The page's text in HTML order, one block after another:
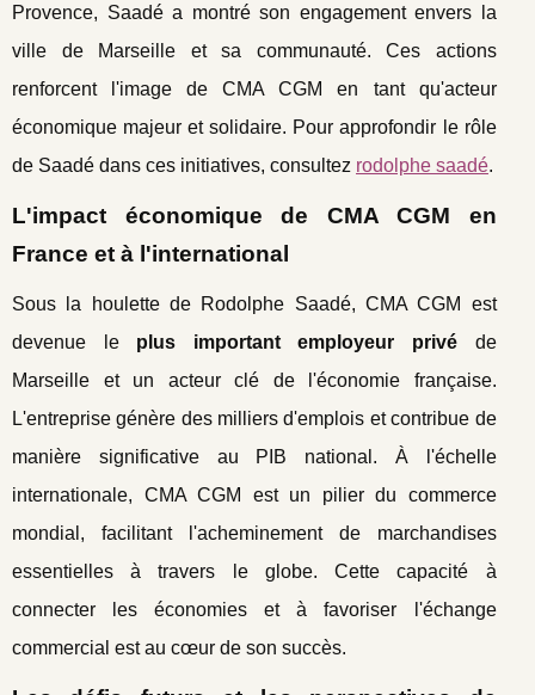
Provence, Saadé a montré son engagement envers la
ville de Marseille et sa communauté. Ces actions
renforcent l'image de CMA CGM en tant qu'acteur
économique majeur et solidaire. Pour approfondir le rôle
de Saadé dans ces initiatives, consultez rodolphe saadé.
L'impact économique de CMA CGM en
France et à l'international
Sous la houlette de Rodolphe Saadé, CMA CGM est
devenue le plus important employeur privé de
Marseille et un acteur clé de l'économie française.
L'entreprise génère des milliers d'emplois et contribue de
manière significative au PIB national. À l'échelle
internationale, CMA CGM est un pilier du commerce
mondial, facilitant l'acheminement de marchandises
essentielles à travers le globe. Cette capacité à
connecter les économies et à favoriser l'échange
commercial est au cœur de son succès.